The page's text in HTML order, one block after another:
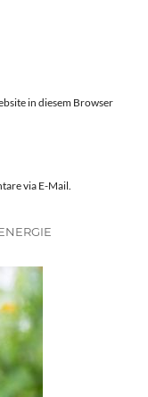
in diesem Browser
via E-Mail.